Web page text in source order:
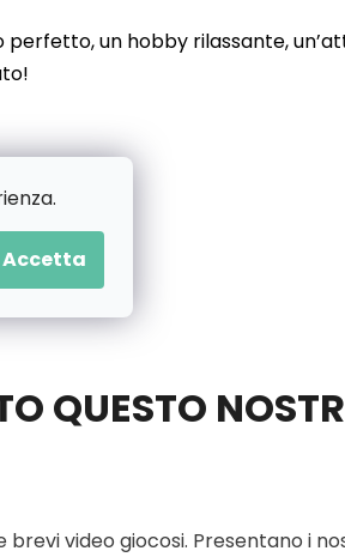
Accetta
un hobby rilassante,
QUESTO
video giocosi. Presentano i